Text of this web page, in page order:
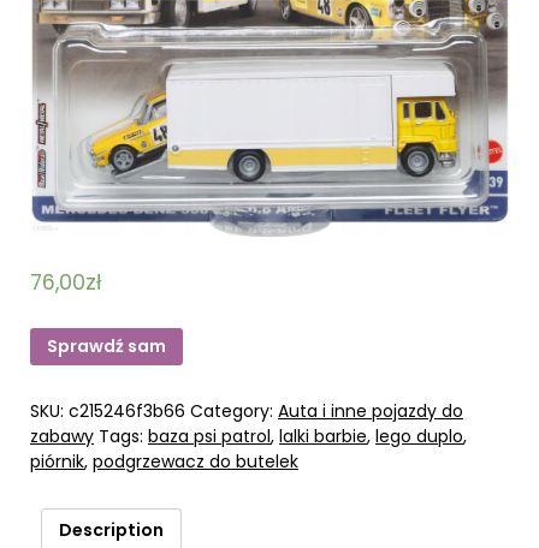
76,00zł
Sprawdź sam
SKU: c215246f3b66 Category: Auta i inne pojazdy do
zabawy Tags: baza psi patrol, lalki barbie, lego duplo,
piórnik, podgrzewacz do butelek
Description